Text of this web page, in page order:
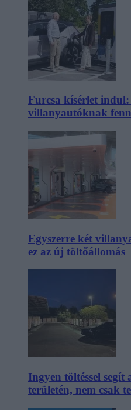
Furcsa kísérlet
villanyautóknak
Egyszerre két
ez az új töltőállomás
Ingyen töltéssel segít
területén, nem csak